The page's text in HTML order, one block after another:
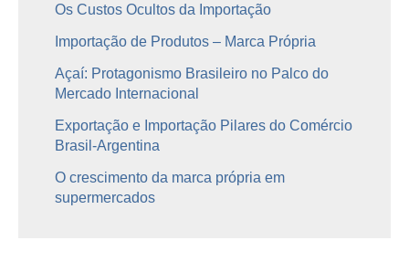
Os Custos Ocultos da Importação
Importação de Produtos – Marca Própria
Açaí: Protagonismo Brasileiro no Palco do
Mercado Internacional
Exportação e Importação Pilares do Comércio
Brasil-Argentina
O crescimento da marca própria em
supermercados